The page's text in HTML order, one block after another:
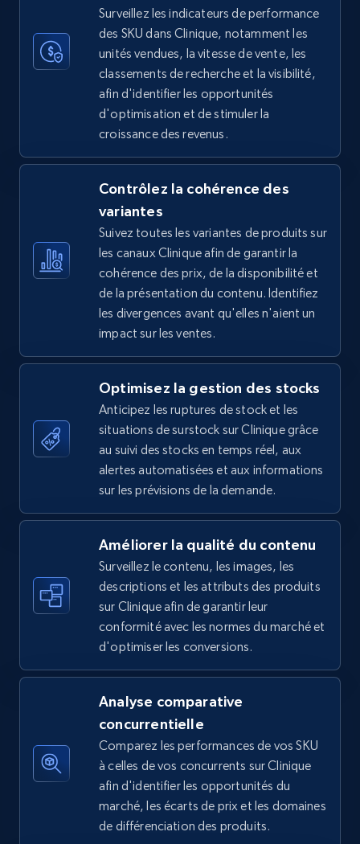
TikTok Shop - category
URL, Title, Available, Description, Currency, Initial
price, Final price, Discount percent, and more.
668+ Commencer
TikTok Shop - Collect TikTok shop products
by keywords search
URL, Title, Available, Description, Currency, Initial
price, Final price, Discount percent, and more.
TikTok Shop - discover records by shop url
URL, Title, Available, Description, Currency, Initial
price, Final price, Discount percent, and more.
668+ Commencer
Amazon sellers info
Seller id, URL, Seller name, Description, Detailed
info, Stars, Feedbacks, Return policy, and more.
378+ Commencer
URL, Product id, Title, Seller name, Seller rating,
Seller reviews, Breadcrumbs, Root category, and
Commencer
Surveillez les indicateurs de performance
des SKU dans Clinique, notamment les
unités vendues, la vitesse de vente, les
classements de recherche et la visibilité,
afin d'identifier les opportunités
d'optimisation et de stimuler la
croissance des revenus.
Contrôlez la cohérence des
variantes
Suivez toutes les variantes de produits sur
les canaux Clinique afin de garantir la
cohérence des prix, de la disponibilité et
de la présentation du contenu. Identifiez
les divergences avant qu'elles n'aient un
impact sur les ventes.
Optimisez la gestion des stocks
Anticipez les ruptures de stock et les
situations de surstock sur Clinique grâce
au suivi des stocks en temps réel, aux
alertes automatisées et aux informations
sur les prévisions de la demande.
Améliorer la qualité du contenu
Surveillez le contenu, les images, les
descriptions et les attributs des produits
sur Clinique afin de garantir leur
conformité avec les normes du marché et
d'optimiser les conversions.
Analyse comparative
concurrentielle
Comparez les performances de vos SKU
à celles de vos concurrents sur Clinique
afin d'identifier les opportunités du
marché, les écarts de prix et les domaines
de différenciation des produits.